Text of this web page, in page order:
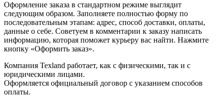
Оформление заказа в стандартном режиме выглядит
следующим образом. Заполняете полностью форму по
последовательным этапам: адрес, способ доставки, оплаты,
данные о себе. Советуем в комментарии к заказу написать
информацию, которая поможет курьеру вас найти. Нажмите
кнопку «Оформить заказ».
Компания Texland работает, как с физическими, так и с
юридическими лицами.
Оформляется официальный договор с указанием способов
оплаты.